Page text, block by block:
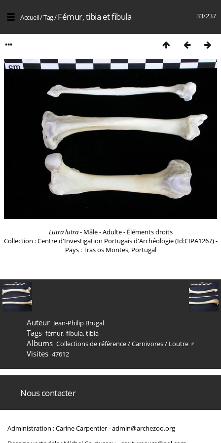
33/237
Accueil/Tag/Fémur, tibia et fibula
Lutra lutra- Mâle - Adulte - Éléments droits
Collection : Centre d'Investigation Portugais d'Archéologie (Id:CIPA1267) -
Pays : Tras os Montes, Portugal
Auteur Jean-Philip Brugal
Tags fémur,fibula,tibia
Albums Collections de référence/Carnivores/ Loutre ♂
Visites 47612
Nous contacter
Administration : Carine Carpentier -admin@archezoo.org